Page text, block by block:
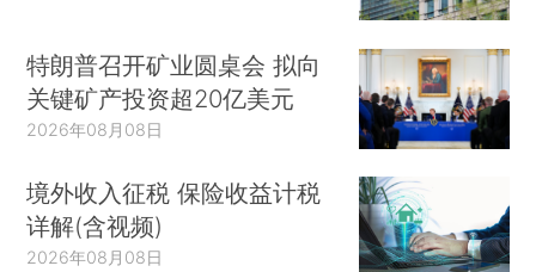
特朗普召开矿业圆桌会 拟向
关键矿产投资超20亿美元
2026年08月08日
境外收入征税 保险收益计税
详解(含视频)
2026年08月08日